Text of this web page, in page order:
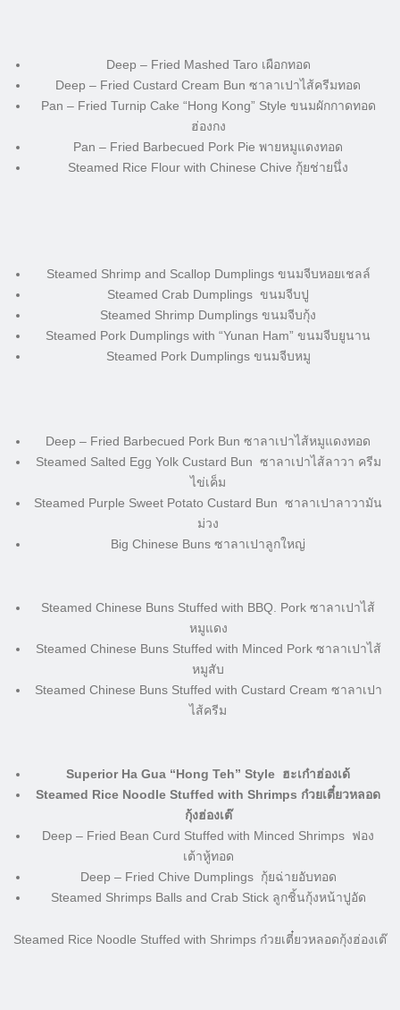
Deep – Fried Mashed Taro เผือกทอด
Deep – Fried Custard Cream Bun ซาลาเปาไส้ครีมทอด
Pan – Fried Turnip Cake “Hong Kong” Style ขนมผักกาดทอด
ฮ่องกง
Pan – Fried Barbecued Pork Pie พายหมูแดงทอด
Steamed Rice Flour with Chinese Chive กุ้ยช่ายนึ่ง
Steamed Shrimp and Scallop Dumplings ขนมจีบหอยเชลล์
Steamed Crab Dumplings ขนมจีบปู
Steamed Shrimp Dumplings ขนมจีบกุ้ง
Steamed Pork Dumplings with “Yunan Ham” ขนมจีบยูนาน
Steamed Pork Dumplings ขนมจีบหมู
Deep – Fried Barbecued Pork Bun ซาลาเปาไส้หมูแดงทอด
Steamed Salted Egg Yolk Custard Bun ซาลาเปาไส้ลาวา ครีม
ไข่เค็ม
Steamed Purple Sweet Potato Custard Bun ซาลาเปาลาวามัน
ม่วง
Big Chinese Buns ซาลาเปาลูกใหญ่
Steamed Chinese Buns Stuffed with BBQ. Pork ซาลาเปาไส้
หมูแดง
Steamed Chinese Buns Stuffed with Minced Pork ซาลาเปาไส้
หมูสับ
Steamed Chinese Buns Stuffed with Custard Cream ซาลาเปา
ไส้ครีม
Superior Ha Gua “Hong Teh” Style ฮะเก๋าฮ่องเด้
Steamed Rice Noodle Stuffed with Shrimps ก๋วยเตี๋ยวหลอด
กุ้งฮ่องเต๊
Deep – Fried Bean Curd Stuffed with Minced Shrimps ฟอง
เต้าหู้ทอด
Deep – Fried Chive Dumplings กุ้ยฉ่ายอับทอด
Steamed Shrimps Balls and Crab Stick ลูกชิ้นกุ้งหน้าปูอัด
Steamed Rice Noodle Stuffed with Shrimps ก๋วยเตี๋ยวหลอดกุ้งฮ่องเต๊